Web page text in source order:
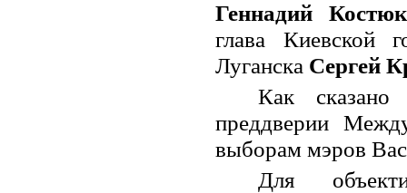
Геннадий
глава Киевской
Луганска Сергей
Как
преддверии
выборам мэров
Для